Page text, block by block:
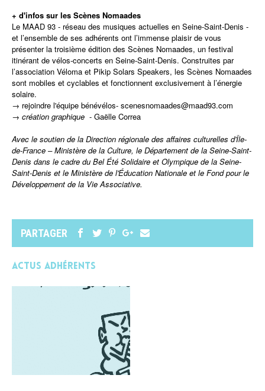
+ d'infos sur les Scènes Nomaades
Le MAAD 93 - réseau des musiques actuelles en Seine-Saint-Denis -
et l’ensemble de ses adhérents ont l’immense plaisir de vous
présenter la troisième édition des Scènes Nomaades, un festival
itinérant de vélos-concerts en Seine-Saint-Denis. Construites par
l’association Véloma et Pikip Solars Speakers, les Scènes Nomaades
sont mobiles et cyclables et fonctionnent exclusivement à l’énergie
solaire.
→ rejoindre l'équipe bénévélos- scenesnomaades@maad93.com
→ création graphique - Gaëlle Correa
Avec le soutien de la Direction régionale des affaires culturelles d'Île-
de-France – Ministère de la Culture, le Département de la Seine-Saint-
Denis dans le cadre du Bel Été Solidaire et Olympique de la Seine-
Saint-Denis et le Ministère de l'Éducation Nationale et le Fond pour le
Développement de la Vie Associative.
PARTAGER
Actus adhérents